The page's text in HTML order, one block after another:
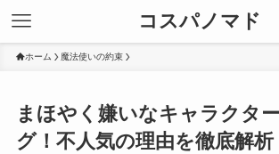
コスパノマド
ホーム 魔法使いの約束
まほやく嫌いなキャラクタ
グ！不人気の理由を徹底解析